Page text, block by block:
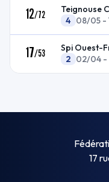
12/72
Teignouse
4 08/05 -
17/53
Spi Ouest-
2 02/04
17